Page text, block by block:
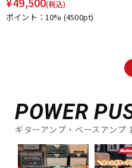
(税込)
ポイント：10% (4500pt)
POWER
ギターアンプ・ベースアンプ